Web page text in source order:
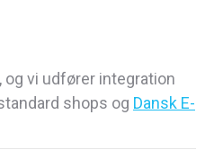
, og vi udfører integration
shops og Dansk E-